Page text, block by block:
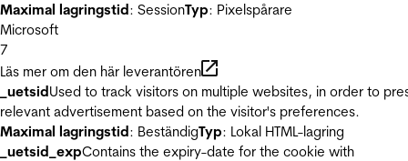
Maximal lagringstid: SessionTyp: Pixelspårare
Microsoft
7
Läs mer om den här leverantören
_uetsidUsed to track visitors on multiple websites, in order to
relevant advertisement based on the visitor's preferences.
Maximal lagringstid: BeständigTyp: Lokal HTML-lagring
_uetsid_expContains the expiry-date for the cookie with